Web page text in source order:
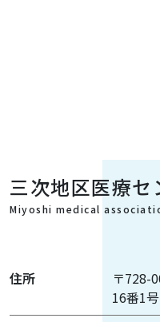
三次地区医療セ
Miyoshi medical
住所
〒728-
16番1号